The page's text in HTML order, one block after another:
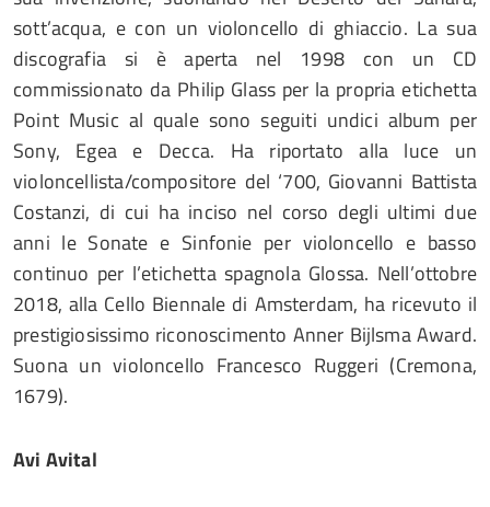
sott’acqua, e con un violoncello di ghiaccio. La sua
discografia si è aperta nel 1998 con un CD
commissionato da Philip Glass per la propria etichetta
Point Music al quale sono seguiti undici album per
Sony, Egea e Decca. Ha riportato alla luce un
violoncellista/compositore del ‘700, Giovanni Battista
Costanzi, di cui ha inciso nel corso degli ultimi due
anni le Sonate e Sinfonie per violoncello e basso
continuo per l’etichetta spagnola Glossa. Nell’ottobre
2018, alla Cello Biennale di Amsterdam, ha ricevuto il
prestigiosissimo riconoscimento Anner Bijlsma Award.
Suona un violoncello Francesco Ruggeri (Cremona,
1679).
Avi Avital